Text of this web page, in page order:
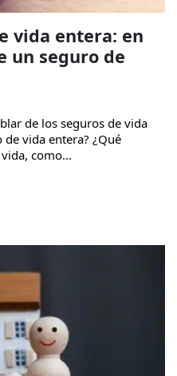
vida entera: en
un seguro de
de los seguros de vida
vida entera? ¿Qué
como...